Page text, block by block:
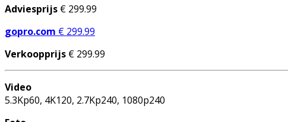
Adviesprijs € 299.99
gopro.com € 299.99
Verkoopprijs € 299.99
Video
5.3Kp60, 4K120, 2.7Kp240, 1080p240